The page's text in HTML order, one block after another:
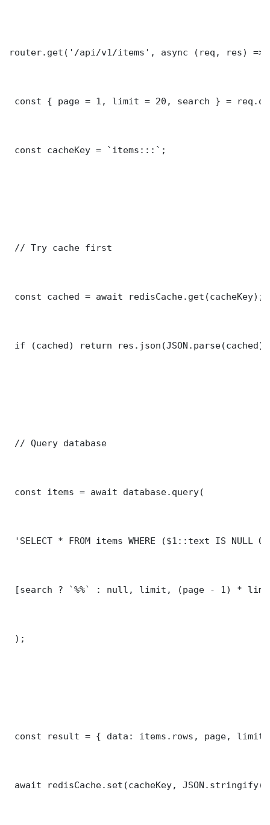
router.get('/api/v1/items', async (req, res) =>
const { page = 1, limit = 20, search } =
const cacheKey = `items:::`;
// Try cache first
const cached = await redisCache.get(cacheKey);
if (cached) return
// Query database
const items = await database.query(
'SELECT * FROM items WHERE ($1::text IS NULL
[search ? `%%` : null, limit, (page - 1) *
);
const result = { data: items.rows, page,
await redisCache.set(cacheKey,